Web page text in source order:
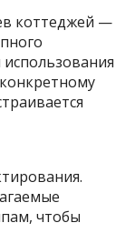
коттеджей —
чтобы